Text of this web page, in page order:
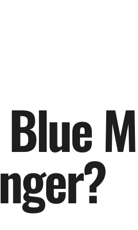
BlueM
nger?